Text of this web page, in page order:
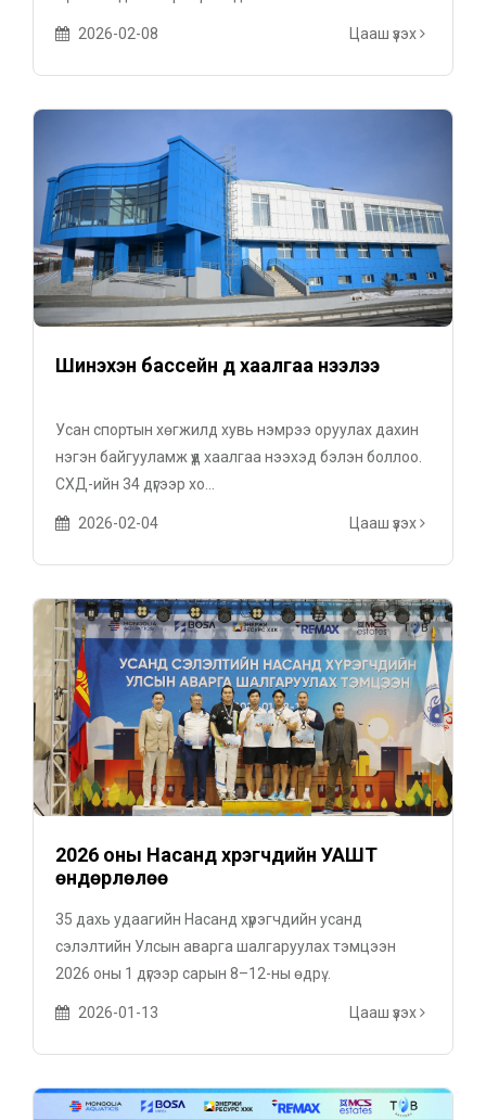
2026-02-08 Цааш үзэх
Шинэхэн бассейн үүд хаалгаа нээлээ
Усан спортын хөгжилд хувь нэмрээ оруулах дахин
нэгэн байгууламж үүд хаалгаа нээхэд бэлэн боллоо.
СХД-ийн 34 дүгээр хо...
2026-02-04 Цааш үзэх
2026 оны Насанд хүрэгчдийн УАШТ
өндөрлөлөө
35 дахь удаагийн Насанд хүрэгчдийн усанд
сэлэлтийн Улсын аварга шалгаруулах тэмцээн
2026 оны 1 дүгээр сарын 8–12-ны өдрү...
2026-01-13 Цааш үзэх